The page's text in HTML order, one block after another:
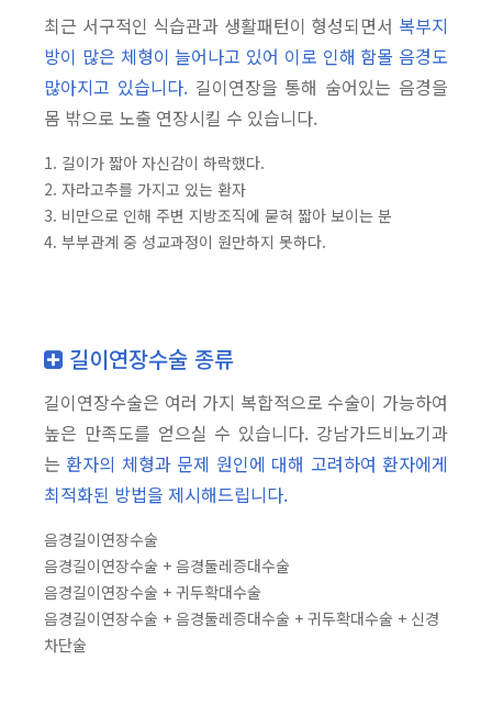
최근 서구적인 식습관과 생활패턴이 형성되면서 복부지
방이 많은 체형이 늘어나고 있어 이로 인해 함몰 음경도
많아지고 있습니다.길이연장을 통해 숨어있는 음경을
몸 밖으로 노출 연장시킬 수 있습니다.
1. 길이가 짧아 자신감이 하락했다.
2. 자라고추를 가지고 있는 환자
3. 비만으로 인해 주변 지방조직에 묻혀 짧아 보이는 분
4. 부부관계 중 성교과정이 원만하지 못하다.
길이연장수술 종류
길이연장수술은 여러 가지 복합적으로 수술이 가능하여
높은 만족도를 얻으실 수 있습니다. 강남가드비뇨기과
는 환자의 체형과 문제 원인에 대해 고려하여 환자에게
최적화된 방법을 제시해드립니다.
음경길이연장수술
음경길이연장수술 + 음경둘레증대수술
음경길이연장수술 + 귀두확대수술
음경길이연장수술 + 음경둘레증대수술 + 귀두확대수술 + 신경
차단술